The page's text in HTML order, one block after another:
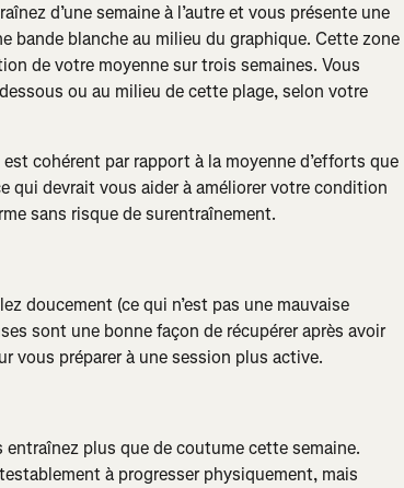
d’une semaine à l’autre et vous présente une
bande blanche au milieu du graphique. Cette zone
de votre moyenne sur trois semaines. Vous
ou au milieu de cette plage, selon votre
cohérent par rapport à la moyenne d’efforts que
qui devrait vous aider à améliorer votre condition
sans risque de surentraînement.
doucement (ce qui n’est pas une mauvaise
sont une bonne façon de récupérer après avoir
vous préparer à une session plus active.
entraînez plus que de coutume cette semaine.
à progresser physiquement, mais